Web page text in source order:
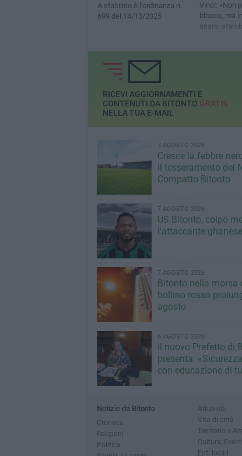
A stabilirlo è l'ordinanza n.
699 del 14/10/2025
Vinci: «Non
blocco, ma
usare,
RICEVI AGGIORNAMENTI E
CONTENUTI DA BITONTO GRATIS
NELLA TUA E-MAIL
7 AGOSTO 2026
Cresce la febbre
il tesseramento del
Compatto Bitonto
7 AGOSTO 2026
US Bitonto, colpo
l'attaccante
7 AGOSTO 2026
Bitonto nella morsa
bollino rosso
agosto
6 AGOSTO 2026
Il nuovo Prefetto di
presenta:
con educazione di
Notizie da Bitonto
Cronaca
Religioni
Politica
Attualità
Vita di città
Territorio e
Cultura,
Enti locali